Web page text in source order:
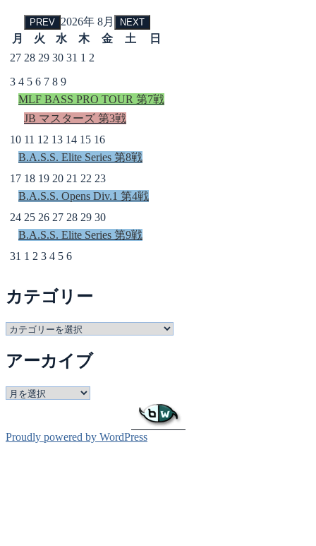
PREV 2026年 8月 NEXT
月 火 水 木 金 土
日
27 28 29 30 31 1 2
3 4 5 6 7 8 9
MLF BASS PRO TOUR 第7戦
JB マスターズ 第3戦
10 11 12 13 14 15 16
B.A.S.S. Elite Series 第8戦
17 18 19 20 21 22 23
B.A.S.S. Opens Div.1 第4戦
24 25 26 27 28 29 30
B.A.S.S. Elite Series 第9戦
31 1 2 3 4 5 6
カテゴリー
カ
ゴ
ー
アーカイブ
ア
イ
Proudly powered by WordPress